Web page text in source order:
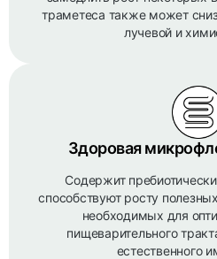
траметеса также может
лучевой и
Здоровая
Содержит
способствуют росту
необходимых для
пищеварительного
естественного